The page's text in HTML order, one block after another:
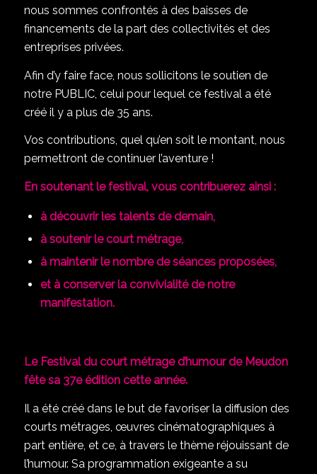
nous sommes confrontés à des baisses de
financements de la part des collectivités et des
entreprises privées.
Afin d’y faire face, nous sollicitons le soutien de
notre PUBLIC, celui pour lequel ce festival a été
créé il y a plus de 35 ans.
Vos contributions, quel qu’en soit le montant, nous
permettront de continuer l’aventure !
En soutenant le festival, vous contribuerez ainsi :
à découvrir les talents de demain,
à soutenir le court métrage,
à maintenir le nombre de séances proposées,
et à conserver la convivialité de notre
manifestation.
Le Festival du court métrage d’humour de Meudon
fête sa 37e édition cette année.
Il a été créé dans le but de favoriser la diffusion des
courts métrages, œuvres cinématographiques à
part entière, et ce, à travers le thème réjouissant de
l’humour. Sa programmation exigeante a su